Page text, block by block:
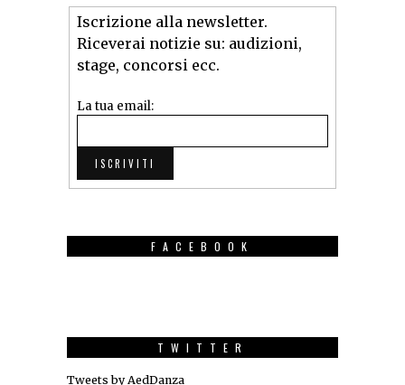
Iscrizione alla newsletter.
Riceverai notizie su: audizioni,
stage, concorsi ecc.
La tua email:
FACEBOOK
TWITTER
Tweets by AedDanza